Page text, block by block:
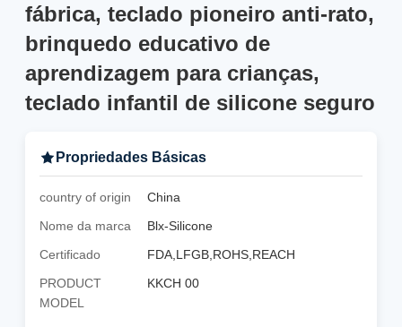
fábrica, teclado pioneiro anti-rato,
brinquedo educativo de
aprendizagem para crianças,
teclado infantil de silicone seguro
Propriedades Básicas
country of origin
China
Nome da marca
Blx-Silicone
Certificado
FDA,LFGB,ROHS,REACH
PRODUCT
MODEL
KKCH 00